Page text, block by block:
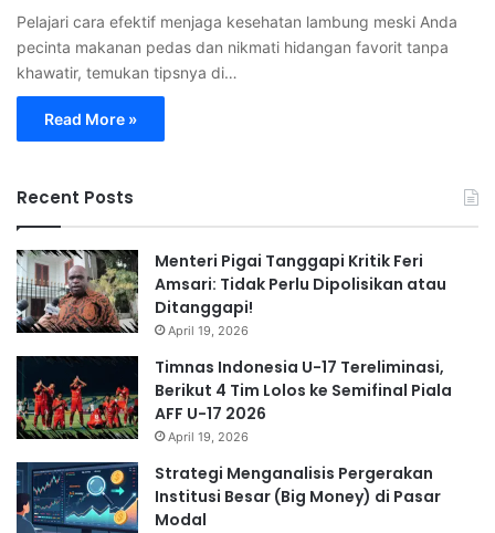
Pelajari cara efektif menjaga kesehatan lambung meski Anda
pecinta makanan pedas dan nikmati hidangan favorit tanpa
khawatir, temukan tipsnya di…
Read More »
Recent Posts
Menteri Pigai Tanggapi Kritik Feri
Amsari: Tidak Perlu Dipolisikan atau
Ditanggapi!
April 19, 2026
Timnas Indonesia U-17 Tereliminasi,
Berikut 4 Tim Lolos ke Semifinal Piala
AFF U-17 2026
April 19, 2026
Strategi Menganalisis Pergerakan
Institusi Besar (Big Money) di Pasar
Modal